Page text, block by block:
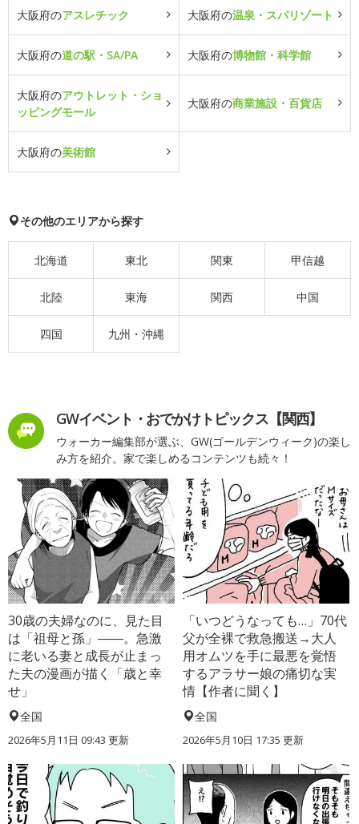
大阪府のアスレチック 大阪府の温泉・スパリゾート
大阪府の道の駅・SA/PA 大阪府の博物館・科学館
大阪府のアウトレット・ショ
ッピングモール
大阪府の商業施設・百貨店
大阪府の美術館
その他のエリアから探す
北海道 東北 関東 甲信越
北陸 東海 関西 中国
四国 九州・沖縄
GWイベント・おでかけトピックス【関西】
ウォーカー編集部が選ぶ、GW(ゴールデンウィーク)の楽し
み方を紹介。家で楽しめるコンテンツも続々！
30歳の夫婦なのに、見た目
は「祖母と孫」――。急激
に老いる妻と成長が止まっ
た夫の漫画が描く「歳と幸
せ」
全国
2026年5月11日 09:43 更新
「いつどうなっても…」70代
父が全裸で救急搬送→大人
用オムツを手に最悪を覚悟
するアラサー娘の痛切な実
情【作者に聞く】
全国
2026年5月10日 17:35 更新